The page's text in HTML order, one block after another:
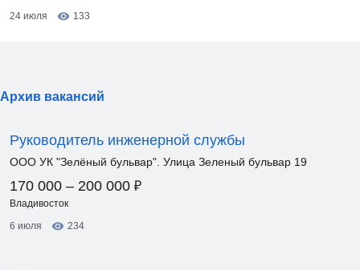
24 июля
133
Архив вакансий
Руководитель инженерной службы
ООО УК "Зелёный бульвар". Улица Зеленый бульвар 19
170 000 – 200 000 ₽
Владивосток
6 июля
234